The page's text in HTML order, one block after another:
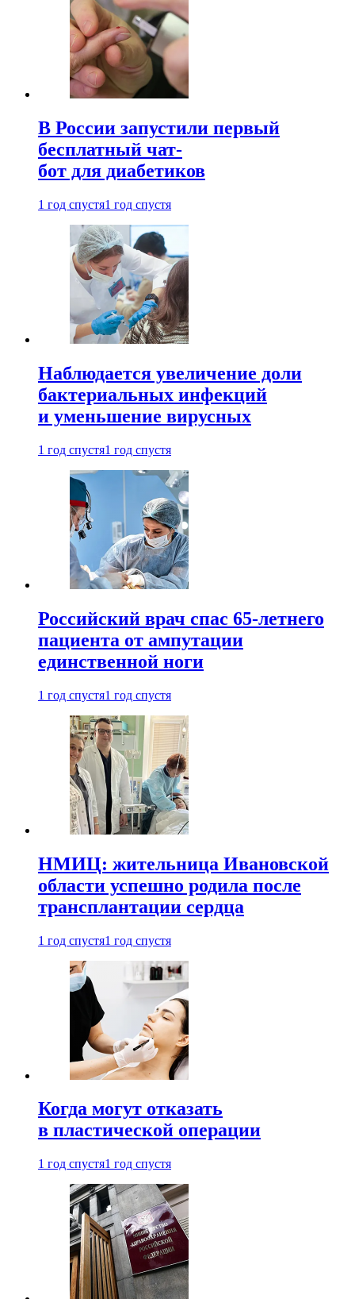
В России запустили первый
бесплатный чат-
бот для диабетиков
1 год спустя1 год спустя
Наблюдается увеличение доли
бактериальных инфекций
и уменьшение вирусных
1 год спустя1 год спустя
Российский врач спас 65-летнего
пациента от ампутации
единственной ноги
1 год спустя1 год спустя
НМИЦ: жительница Ивановской
области успешно родила после
трансплантации сердца
1 год спустя1 год спустя
Когда могут отказать
в пластической операции
1 год спустя1 год спустя